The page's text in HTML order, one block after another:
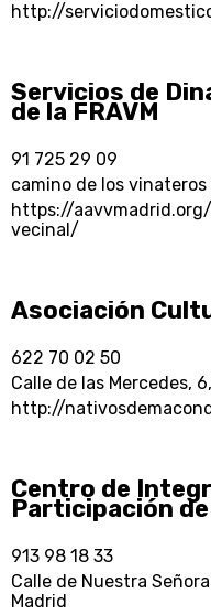
http://
Servicios de
de la FRAVM
91 725 29 09
camino de los
https://
vecinal/
Asociación
622 70 02 50
Calle de las Mercedes,
http://
Centro de
Participación
913 98 18 33
Calle de Nuestra
Madrid